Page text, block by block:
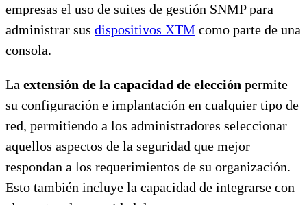
empresas el uso de suites de gestión SNMP para
administrar sus dispositivos XTM como parte de una
consola.
La extensión de la capacidad de elección permite
su configuración e implantación en cualquier tipo de
red, permitiendo a los administradores seleccionar
aquellos aspectos de la seguridad que mejor
respondan a los requerimientos de su organización.
Esto también incluye la capacidad de integrarse con